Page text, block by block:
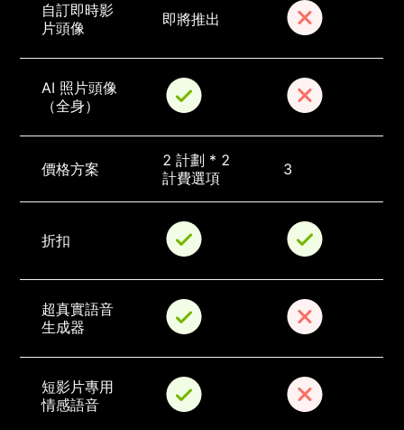
自訂即時影
片頭像
即將推出
AI 照片頭像
（全身）
價格方案
2 計劃 * 2
計費選項
3
折扣
超真實語音
生成器
短影片專用
情感語音